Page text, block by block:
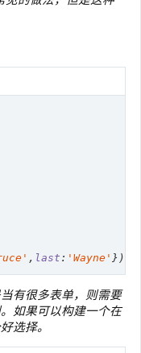
, last : 'Wayne'
有很多表单，则需要
如果可以构建一个在
选择。